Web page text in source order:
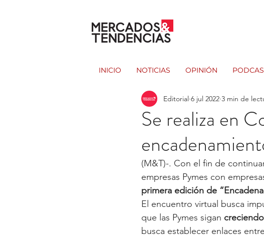
INICIO NOTICIAS OPINIÓN
Se realiza en
Editorial 6 jul 2022 3 min de
(M&T)-. Con el fin de
empresas Pymes con
primera edición de
El encuentro virtual busca
que las Pymes sigan
busca establecer enlaces